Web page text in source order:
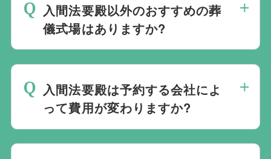
まで、すべて一貫してお手伝いいたしま
す。
います。また、1都3県1220式場と提携し
ておりますので、葬儀を検討している地域
周辺の式場を無料でご案内することも可能
です。自社会館を持たないことで無理に自
社会館を勧めることなく柔軟にご提案がで
きます。
入間法要殿以外のおすすめの葬
儀式場はありますか?
すすめの式場をご紹介させていただきま
す。また、式場でご葬儀気を行うのが一般
的ですが、どこで葬儀を行うかは多様化し
ており必ずしも式場を借りて行う必要はな
入間法要殿は予約する会社によ
って費用が変わりますか?